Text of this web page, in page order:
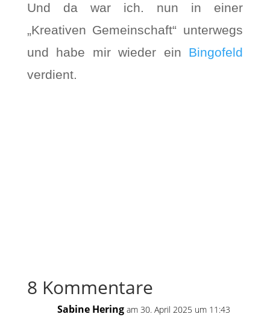
Und da war ich. nun in einer
„Kreativen Gemeinschaft“ unterwegs
und habe mir wieder ein Bingofeld
verdient.
8 Kommentare
Sabine Hering am 30. April 2025 um 11:43